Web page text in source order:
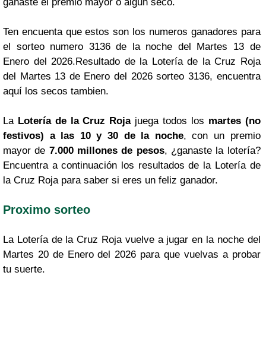
Ten encuenta que estos son los numeros ganadores para
el sorteo numero 3136 de la noche del Martes 13 de
Enero del 2026.Resultado de la Lotería de la Cruz Roja
del Martes 13 de Enero del 2026 sorteo 3136, encuentra
aquí los secos tambien.
La Lotería de la Cruz Rojajuega todos los martes (no
festivos) a las 10 y 30 de la noche, con un premio
mayor de 7.000 millones de pesos, ¿ganaste la lotería?
Encuentra a continuación los resultados de la Lotería de
la Cruz Roja para saber si eres un feliz ganador.
Proximo sorteo
La Lotería de la Cruz Roja vuelve a jugar en la noche del
Martes 20 de Enero del 2026 para que vuelvas a probar
tu suerte.